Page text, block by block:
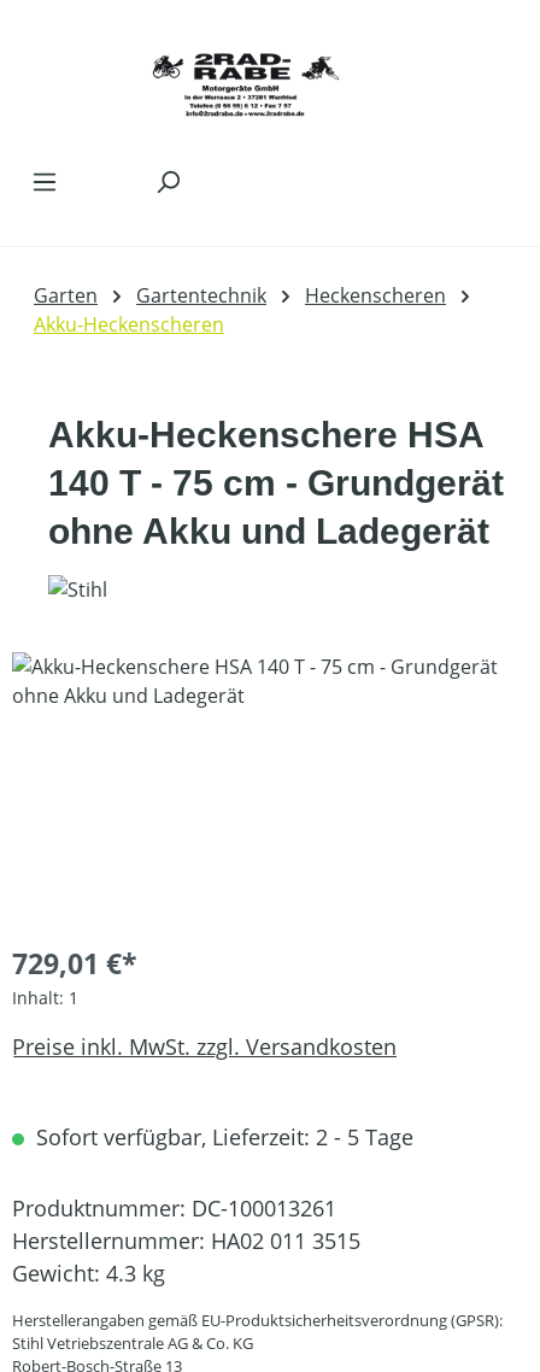
Garten Gartentechnik
Heckenscheren
Akku-Heckenscheren
Akku-Heckenschere HSA
140 T - 75 cm - Grundgerät
ohne Akku und Ladegerät
Bildergalerie überspringen
729,01 €*
Inhalt: 1
Preise inkl. MwSt. zzgl. Versandkosten
Sofort verfügbar, Lieferzeit: 2 - 5 Tage
Produktnummer: DC-100013261
Herstellernummer: HA02 011 3515
Gewicht: 4.3 kg
Herstellerangaben gemäß EU-Produktsicherheitsverordnung (GPSR):
Stihl Vetriebszentrale AG & Co. KG
Robert-Bosch-Straße 13